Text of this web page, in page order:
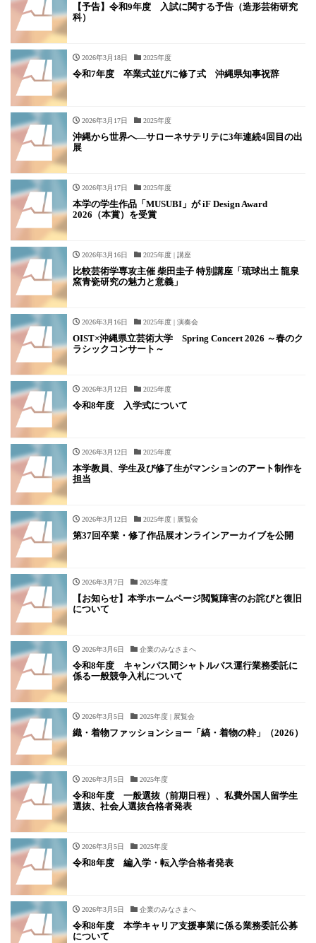
【予告】令和9年度 入試に関する予告（造形芸術研究
科）
2026年3月18日 2025年度
令和7年度 卒業式並びに修了式 沖縄県知事祝辞
2026年3月17日 2025年度
沖縄から世界へ―サローネサテリテに3年連続4回目の出
展
2026年3月17日 2025年度
本学の学生作品「MUSUBI」が iF Design Award
2026（本賞）を受賞
2026年3月16日 2025年度 | 講座
比較芸術学専攻主催 柴田圭子 特別講座「琉球出土 龍泉
窯青瓷研究の魅力と意義」
2026年3月16日 2025年度 | 演奏会
OIST×沖縄県立芸術大学 Spring Concert 2026 ～春のク
ラシックコンサート～
2026年3月12日 2025年度
令和8年度 入学式について
2026年3月12日 2025年度
本学教員、学生及び修了生がマンションのアート制作を
担当
2026年3月12日 2025年度 | 展覧会
第37回卒業・修了作品展オンラインアーカイブを公開
2026年3月7日 2025年度
【お知らせ】本学ホームページ閲覧障害のお詫びと復旧
について
2026年3月6日 企業のみなさまへ
令和8年度 キャンパス間シャトルバス運行業務委託に
係る一般競争入札について
2026年3月5日 2025年度 | 展覧会
織・着物ファッションショー「縞・着物の粋」（2026）
2026年3月5日 2025年度
令和8年度 一般選抜（前期日程）、私費外国人留学生
選抜、社会人選抜合格者発表
2026年3月5日 2025年度
令和8年度 編入学・転入学合格者発表
2026年3月5日 企業のみなさまへ
令和8年度 本学キャリア支援事業に係る業務委託公募
について